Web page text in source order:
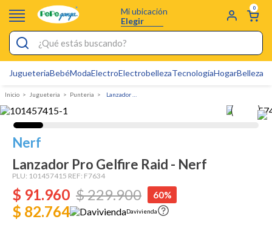
Mi ubicación
Elegir
0
¿Qué estás buscando?
JugueteriaBebéModaElectroElectrobellezaTecnologíaHogarBelleza
Jugueteria Punteria
Nerf
Lanzador Pro Gelfire Raid - Nerf
PLU: 101457415 REF: F7634
$ 91.960 $229.900 60%
$ 82.764 Davivienda
Pijamas
Electro
Figuras Toy Story
Carters
Silla Mecedora Bebé
Bebes